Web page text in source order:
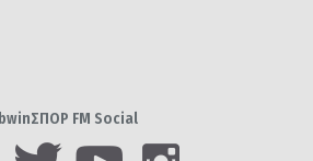
bwinΣΠΟΡ FM Social